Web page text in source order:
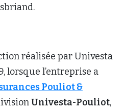
réalisée par Univesta
lorsque l’entreprise a
Pouliot &
Univesta-Pouliot,